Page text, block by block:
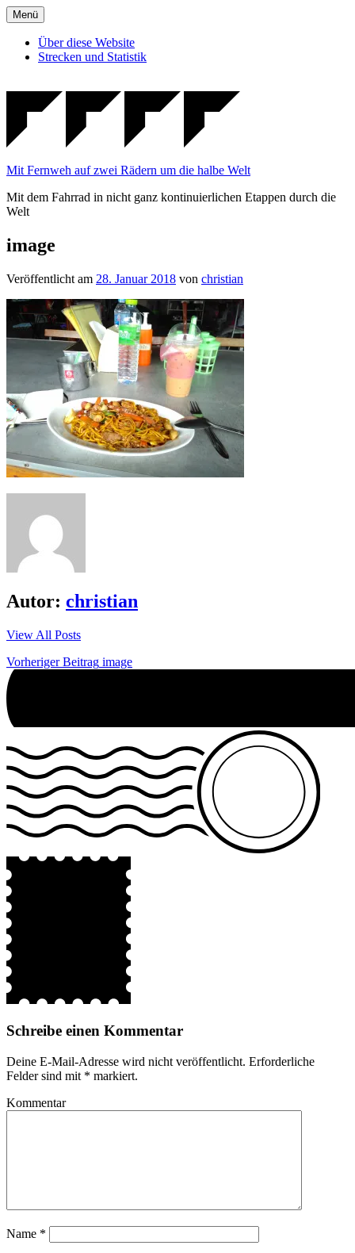
Zum
Inhalt
springen
Menü
Über diese Website
Strecken und Statistik
Mit Fernweh auf zwei Rädern um die halbe Welt
Mit dem Fahrrad in nicht ganz kontinuierlichen Etappen durch die
Welt
image
Veröffentlicht am 28. Januar 2018 von christian
Autor: christian
View All Posts
Beitrags-
Navigation
Vorheriger Beitrag image
Schreibe einen Kommentar
Deine E-Mail-Adresse wird nicht veröffentlicht. Erforderliche
Felder sind mit * markiert.
Kommentar
Name *